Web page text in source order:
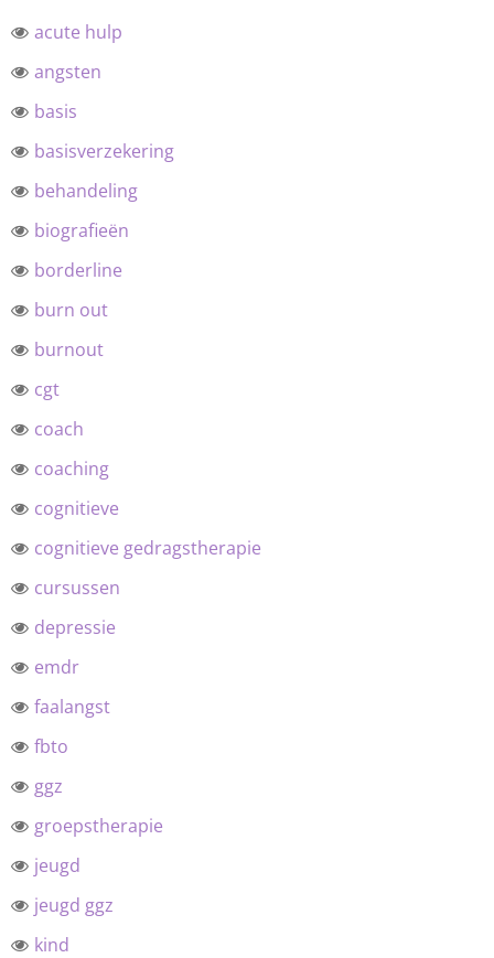
acute hulp
angsten
basis
basisverzekering
behandeling
biografieën
borderline
burn out
burnout
cgt
coach
coaching
cognitieve
cognitieve gedragstherapie
cursussen
depressie
emdr
faalangst
fbto
ggz
groepstherapie
jeugd
jeugd ggz
kind